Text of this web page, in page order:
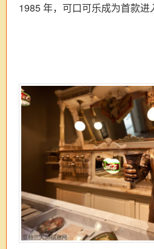
1985 年，可口可乐成为首款进